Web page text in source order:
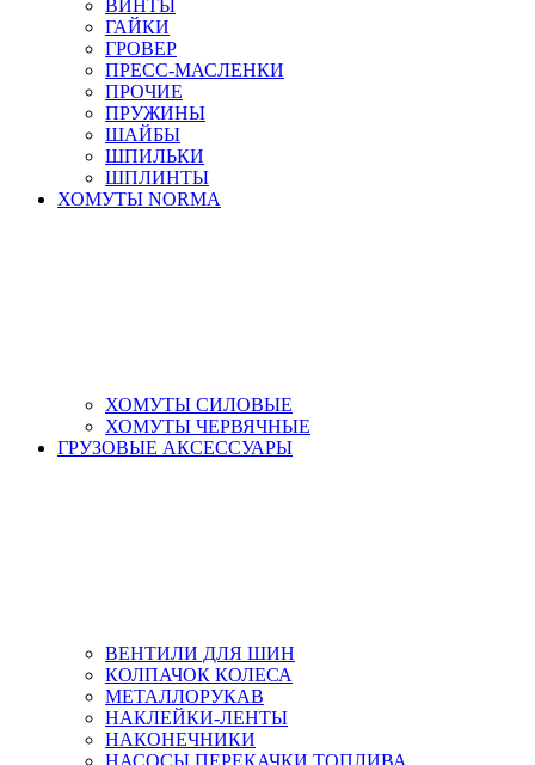
ВИНТЫ
ГАЙКИ
ГРОВЕР
ПРЕСС-МАСЛЕНКИ
ПРОЧИЕ
ПРУЖИНЫ
ШАЙБЫ
ШПИЛЬКИ
ШПЛИНТЫ
ХОМУТЫ NORMA
ХОМУТЫ СИЛОВЫЕ
ХОМУТЫ ЧЕРВЯЧНЫЕ
ГРУЗОВЫЕ АКСЕССУАРЫ
ВЕНТИЛИ ДЛЯ ШИН
КОЛПАЧОК КОЛЕСА
МЕТАЛЛОРУКАВ
НАКЛЕЙКИ-ЛЕНТЫ
НАКОНЕЧНИКИ
НАСОСЫ ПЕРЕКАЧКИ ТОПЛИВА